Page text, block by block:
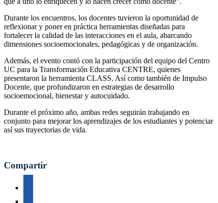
Durante los encuentros, los docentes tuvieron la oportunidad de
reflexionar y poner en práctica herramientas diseñadas para
fortalecer la calidad de las interacciones en el aula, abarcando
dimensiones socioemocionales, pedagógicas y de organización.
Además, el evento contó con la participación del equipo del Centro
UC para la Transformación Educativa CENTRE, quienes
presentaron la herramienta CLASS. Así como también de Impulso
Docente, que profundizaron en estrategias de desarrollo
socioemocional, bienestar y autocuidado.
Durante el próximo año, ambas redes seguirán trabajando en
conjunto para mejorar los aprendizajes de los estudiantes y potenciar
así sus trayectorias de vida.
Compartir